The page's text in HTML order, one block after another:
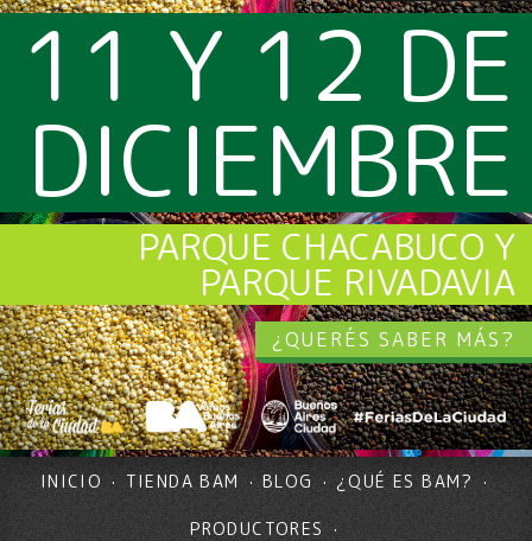
11 Y 12 DE
DICIEMBRE
PARQUE CHACABUCO Y
PARQUE RIVADAVIA
¿QUERÉS SABER MÁS?
INICIO TIENDA BAM BLOG ¿QUÉ ES BAM?
PRODUCTORES